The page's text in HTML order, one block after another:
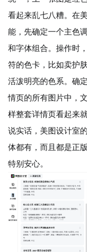
看起来乱七八糟。在
能，先确定一个主色
和字体组合。操作时
符的色卡，比如卖护
活泼明亮的色系。确
情页的所有图片中，
样整套详情页看起来
说实话，美图设计室
体都有，而且都是正
特别安心。